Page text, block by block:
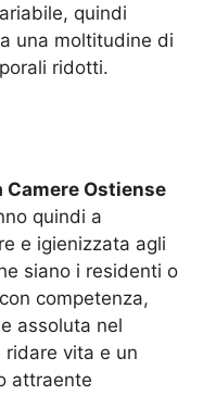
quindi
una moltitudine di
ridotti.
Ostiense
quindi a
e igienizzata agli
siano i residenti o
competenza,
assoluta nel
vita e un
attraente